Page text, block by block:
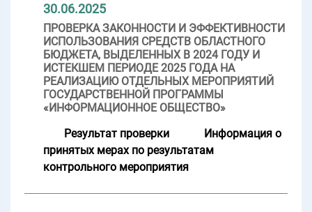
30.06.2025
ПРОВЕРКА ЗАКОННОСТИ И ЭФФЕКТИВНОСТИ
ИСПОЛЬЗОВАНИЯ СРЕДСТВ ОБЛАСТНОГО
БЮДЖЕТА, ВЫДЕЛЕННЫХ В 2024 ГОДУ И
ИСТЕКШЕМ ПЕРИОДЕ 2025 ГОДА НА
РЕАЛИЗАЦИЮ ОТДЕЛЬНЫХ МЕРОПРИЯТИЙ
ГОСУДАРСТВЕННОЙ ПРОГРАММЫ
«ИНФОРМАЦИОННОЕ ОБЩЕСТВО»
Результат проверки
Информация о
принятых мерах по результатам
контрольного мероприятия